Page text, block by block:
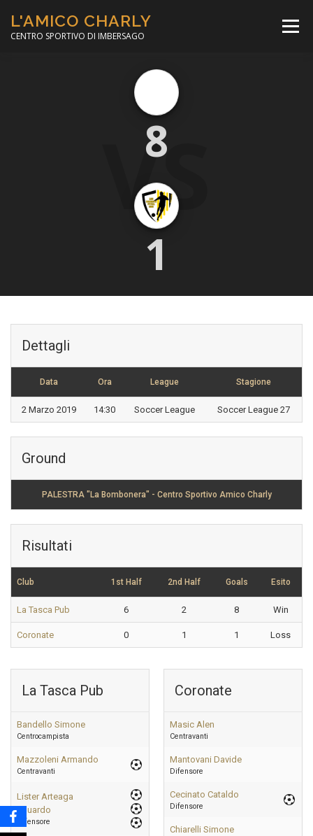
contenuto
L'AMICO CHARLY
CENTRO SPORTIVO DI IMBERSAGO
Menù
CORSO CALCIO A 5
MINIBASKET
VS
8
1
Dettagli
Data Ora League Stagione
2 Marzo 2019 14:30 Soccer League Soccer League 27
Ground
PALESTRA "La Bombonera" - Centro Sportivo Amico Charly
Risultati
Club 1st Half 2nd Half Goals Esito
La Tasca Pub 6 2 8 Win
Coronate 0 1 1 Loss
La Tasca Pub
Bandello Simone
Centrocampista
Mazzoleni Armando
Centravanti
Lister Arteaga
Eduardo
Difensore
Coronate
Masic Alen
Centravanti
Mantovani Davide
Difensore
Cecinato Cataldo
Difensore
Chiarelli Simone